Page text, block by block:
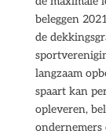
beleggen
de
langzaam
spaart kan
opleveren,